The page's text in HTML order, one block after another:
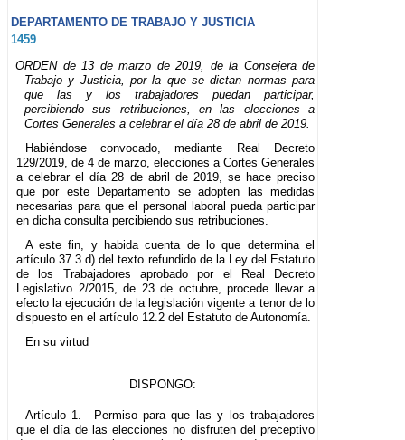
DEPARTAMENTO DE TRABAJO Y JUSTICIA
1459
ORDEN de 13 de marzo de 2019, de la Consejera de
Trabajo y Justicia, por la que se dictan normas para
que las y los trabajadores puedan participar,
percibiendo sus retribuciones, en las elecciones a
Cortes Generales a celebrar el día 28 de abril de 2019.
Habiéndose convocado, mediante Real Decreto
129/2019, de 4 de marzo, elecciones a Cortes Generales
a celebrar el día 28 de abril de 2019, se hace preciso
que por este Departamento se adopten las medidas
necesarias para que el personal laboral pueda participar
en dicha consulta percibiendo sus retribuciones.
A este fin, y habida cuenta de lo que determina el
artículo 37.3.d) del texto refundido de la Ley del Estatuto
de los Trabajadores aprobado por el Real Decreto
Legislativo 2/2015, de 23 de octubre, procede llevar a
efecto la ejecución de la legislación vigente a tenor de lo
dispuesto en el artículo 12.2 del Estatuto de Autonomía.
En su virtud
DISPONGO:
Artículo 1.– Permiso para que las y los trabajadores
que el día de las elecciones no disfruten del preceptivo